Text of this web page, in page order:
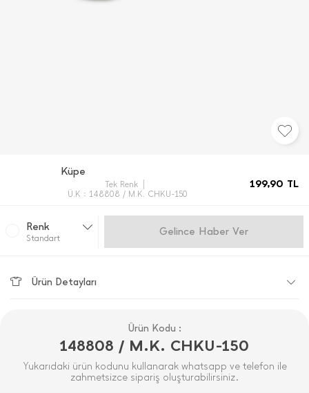
Küpe
Tek Renk
Ü.K : 148808 / M.K. CHKU-150
199,90 TL
Renk
Standart
Gelince Haber Ver
Ürün Detayları
Ürün Kodu :
148808 / M.K. CHKU-150
Yukarıdaki ürün kodunu kullanarak whatsapp ve telefon ile
zahmetsizce sipariş oluşturabilirsiniz.